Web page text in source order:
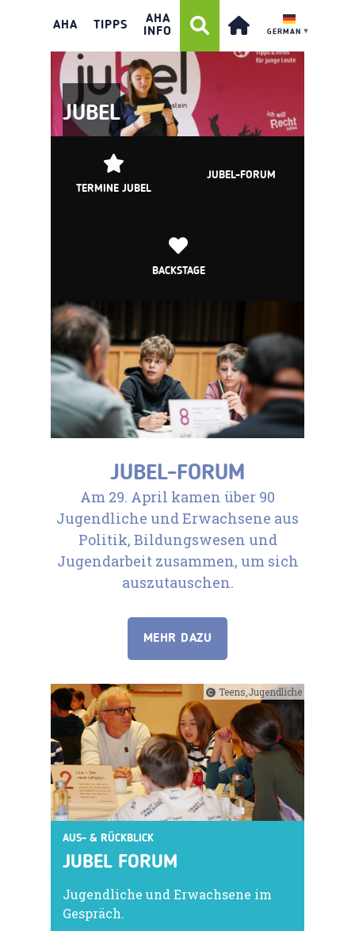
AHA TIPPS
AHA
INFO
GERMAN ▼
JUBEL
TERMINE JUBEL
JUBEL-FORUM
BACKSTAGE
JUBEL-FORUM
Am 29. April kamen über 90
Jugendliche und Erwachsene aus
Politik, Bildungswesen und
Jugendarbeit zusammen, um sich
auszutauschen.
MEHR DAZU
Teens,Jugendliche
AUS- & RÜCKBLICK
JUBEL FORUM
Jugendliche und Erwachsene im
Gespräch.